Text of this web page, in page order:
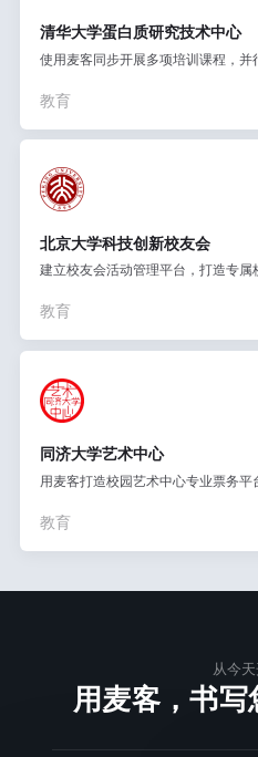
清华大学蛋白质研究技术中心
使用麦客同步开展多项培训课程，并
教育
北京大学科技创新校友会
建立校友会活动管理平台，打造专属
教育
同济大学艺术中心
用麦客打造校园艺术中心专业票务平
教育
从今
用麦客，书